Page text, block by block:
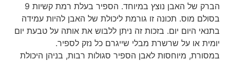
הברק של האבן נוצץ במיוחד. הספיר בעלת רמת קשיות 9
תכונה זו גורמת ליכולת של האבן להיות עמידה
יום. בזכות זה ניתן ללבוש את אותה על טבעת יום
על שרשרת מבלי שייגרם כל נזק לספיר.
מיוחסות לאבן הספיר סגולות רבות, בניהן היכולת